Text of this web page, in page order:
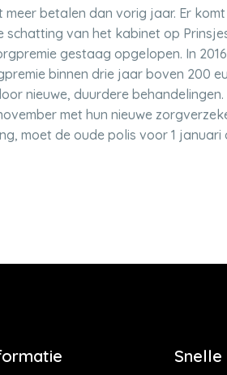
betalen dan vorig jaar. Er
schatting van het kabinet op
gestaag opgelopen. In
binnen drie jaar boven 200
nieuwe, duurdere behandelingen.
met hun nieuwe
moet de oude polis voor 1
Snelle